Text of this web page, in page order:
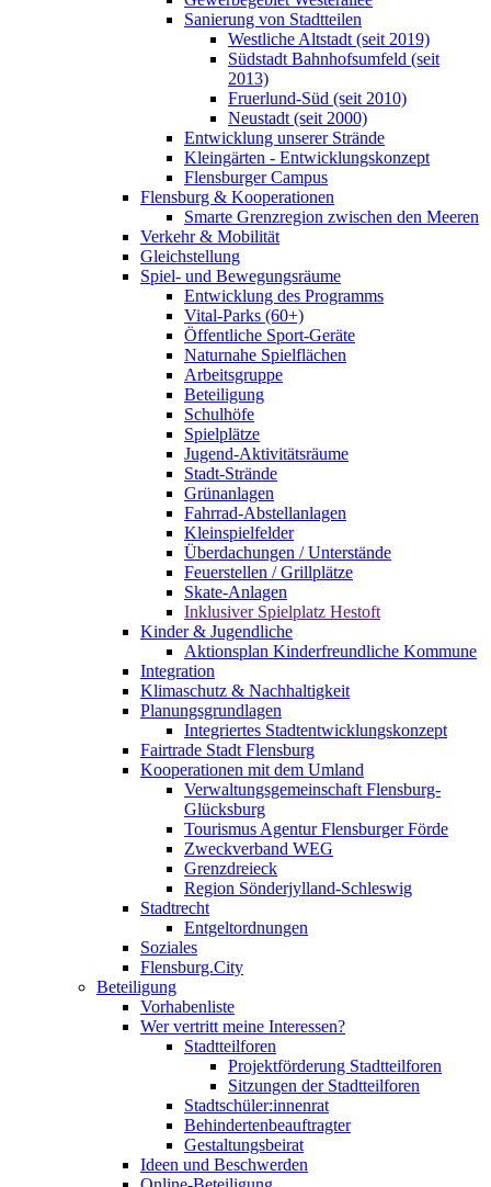
Sanierung von Stadtteilen
Westliche Altstadt (seit 2019)
Südstadt Bahnhofsumfeld (seit
2013)
Fruerlund-Süd (seit 2010)
Neustadt (seit 2000)
Entwicklung unserer Strände
Kleingärten - Entwicklungskonzept
Flensburger Campus
Flensburg & Kooperationen
Smarte Grenzregion zwischen den Meeren
Verkehr & Mobilität
Gleichstellung
Spiel- und Bewegungsräume
Entwicklung des Programms
Vital-Parks (60+)
Öffentliche Sport-Geräte
Naturnahe Spielflächen
Arbeitsgruppe
Beteiligung
Schulhöfe
Spielplätze
Jugend-Aktivitätsräume
Stadt-Strände
Grünanlagen
Fahrrad-Abstellanlagen
Kleinspielfelder
Überdachungen / Unterstände
Feuerstellen / Grillplätze
Skate-Anlagen
Inklusiver Spielplatz Hestoft
Kinder & Jugendliche
Aktionsplan Kinderfreundliche Kommune
Integration
Klimaschutz & Nachhaltigkeit
Planungsgrundlagen
Integriertes Stadtentwicklungskonzept
Fairtrade Stadt Flensburg
Kooperationen mit dem Umland
Verwaltungsgemeinschaft Flensburg-
Glücksburg
Tourismus Agentur Flensburger Förde
Zweckverband WEG
Grenzdreieck
Region Sönderjylland-Schleswig
Stadtrecht
Entgeltordnungen
Soziales
Flensburg.City
Beteiligung
Vorhabenliste
Wer vertritt meine Interessen?
Stadtteilforen
Projektförderung Stadtteilforen
Sitzungen der Stadtteilforen
Stadtschüler:innenrat
Behindertenbeauftragter
Gestaltungsbeirat
Ideen und Beschwerden